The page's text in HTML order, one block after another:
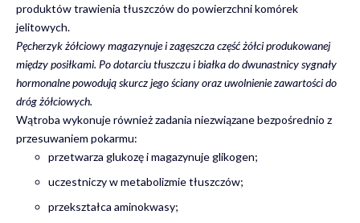
produktów trawienia tłuszczów do powierzchni komórek
jelitowych.
Pęcherzyk żółciowy magazynuje i zagęszcza część żółci produkowanej
między posiłkami. Po dotarciu tłuszczu i białka do dwunastnicy sygnały
hormonalne powodują skurcz jego ściany oraz uwolnienie zawartości do
dróg żółciowych.
Wątroba wykonuje również zadania niezwiązane bezpośrednio z
przesuwaniem pokarmu:
przetwarza glukozę i magazynuje glikogen;
uczestniczy w metabolizmie tłuszczów;
przekształca aminokwasy;